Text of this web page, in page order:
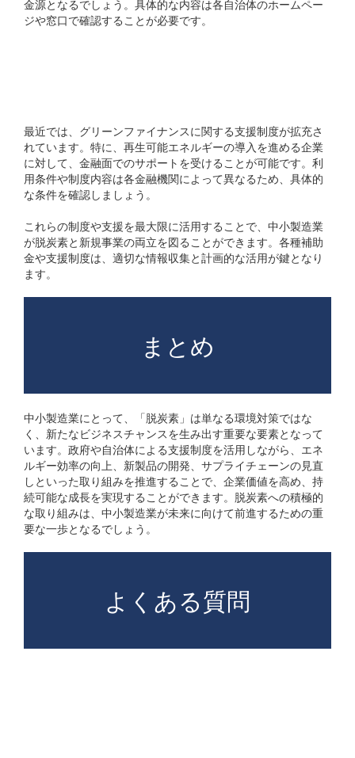
金源となるでしょう。具体的な内容は各自治体のホームペー
ジや窓口で確認することが必要です。
最近では、グリーンファイナンスに関する支援制度が拡充さ
れています。特に、再生可能エネルギーの導入を進める企業
に対して、金融面でのサポートを受けることが可能です。利
用条件や制度内容は各金融機関によって異なるため、具体的
な条件を確認しましょう。
これらの制度や支援を最大限に活用することで、中小製造業
が脱炭素と新規事業の両立を図ることができます。各種補助
金や支援制度は、適切な情報収集と計画的な活用が鍵となり
ます。
まとめ
中小製造業にとって、「脱炭素」は単なる環境対策ではな
く、新たなビジネスチャンスを生み出す重要な要素となって
います。政府や自治体による支援制度を活用しながら、エネ
ルギー効率の向上、新製品の開発、サプライチェーンの見直
しといった取り組みを推進することで、企業価値を高め、持
続可能な成長を実現することができます。脱炭素への積極的
な取り組みは、中小製造業が未来に向けて前進するための重
要な一歩となるでしょう。
よくある質問